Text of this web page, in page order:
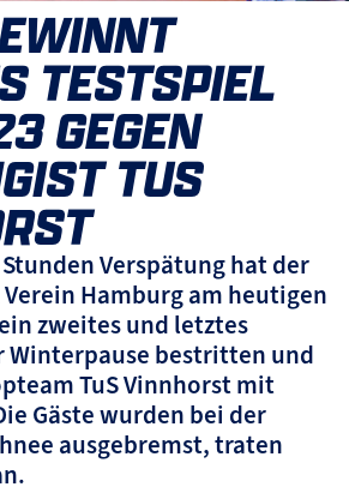
TESTSPIEL
GEGEN
TUS
Verspätung hat der
Hamburg am heutigen
zweites und letztes
Winterpause bestritten und
TuS Vinnhorst mit
Gäste wurden bei der
ausgebremst, traten